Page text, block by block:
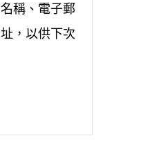
稱、電子郵
，以供下次